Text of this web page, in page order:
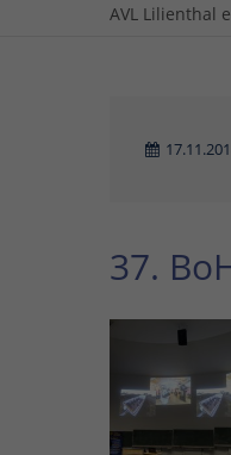
AVL Lilienthal
37.